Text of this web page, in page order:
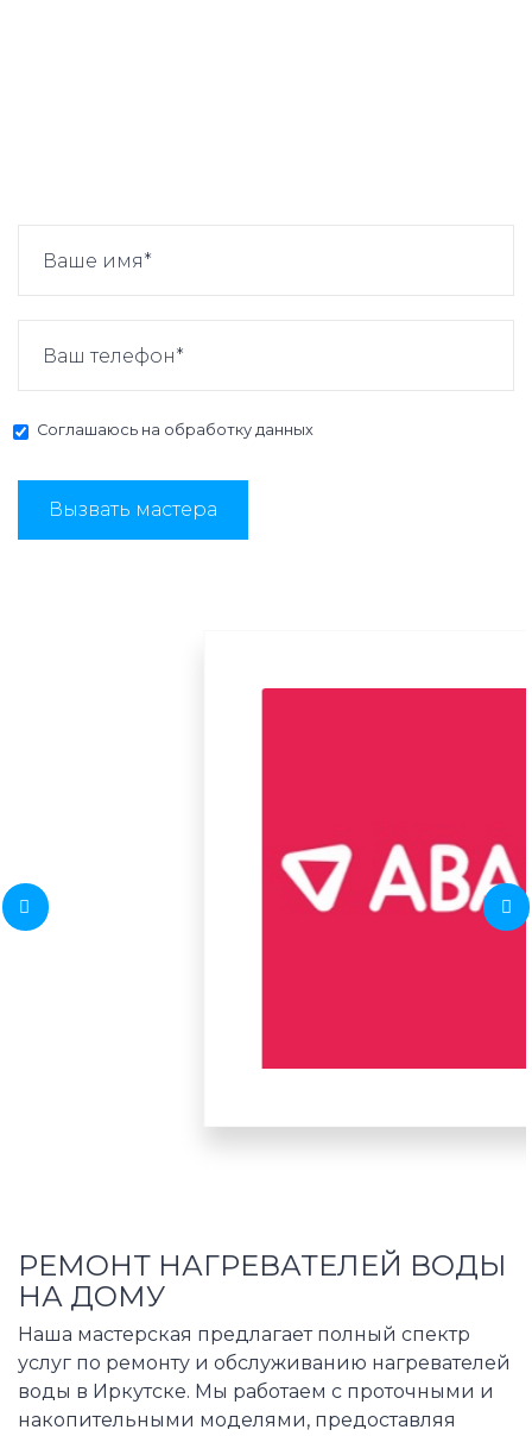
Соглашаюсь на обработку данных
Вызвать мастера
РЕМОНТ НАГРЕВАТЕЛЕЙ ВОДЫ
НА ДОМУ
Наша мастерская предлагает полный спектр
услуг по ремонту и обслуживанию нагревателей
воды в Иркутске. Мы работаем с проточными и
накопительными моделями, предоставляя